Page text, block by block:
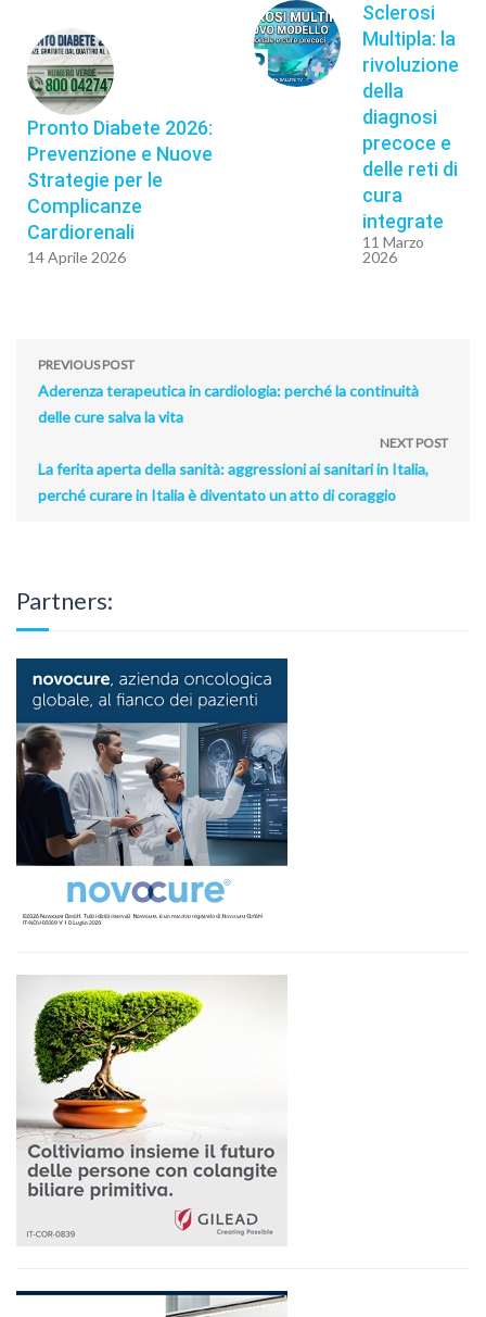
Pronto Diabete 2026:
Prevenzione e Nuove
Strategie per le
Complicanze
Cardiorenali
14 Aprile 2026
Sclerosi
Multipla: la
rivoluzione
della
diagnosi
precoce e
delle reti di
cura
integrate
11 Marzo
2026
PREVIOUS POST
Aderenza terapeutica in cardiologia: perché la continuità
delle cure salva la vita
NEXT POST
La ferita aperta della sanità: aggressioni ai sanitari in Italia,
perché curare in Italia è diventato un atto di coraggio
Partners: